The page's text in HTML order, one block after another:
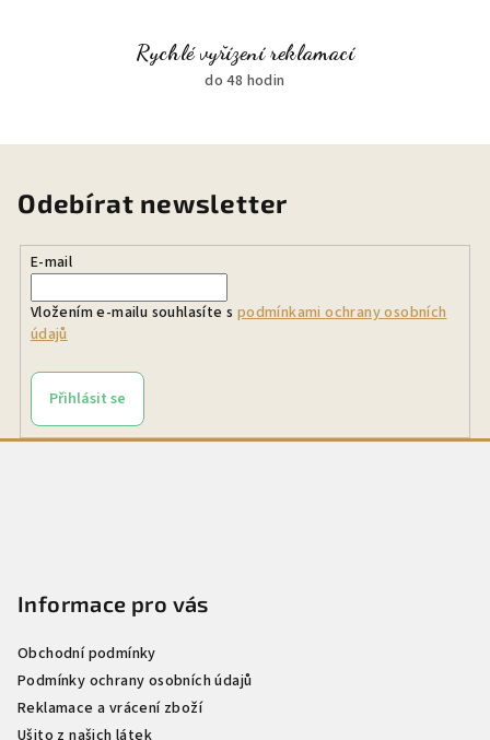
Rychlé vyřízení reklamací
do 48 hodin
Odebírat newsletter
E-mail
Vložením e-mailu souhlasíte s podmínkami ochrany osobních
údajů
Přihlásit se
Informace pro vás
Obchodní podmínky
Podmínky ochrany osobních údajů
Reklamace a vrácení zboží
Ušito z našich látek